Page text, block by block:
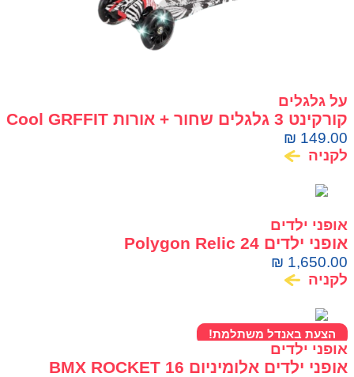
על גלגלים
קורקינט 3 גלגלים שחור + אורות Cool GRFFIT
₪ 149.00
לקניה
אופני ילדים
אופני ילדים Polygon Relic 24
₪ 1,650.00
לקניה
הצעת באנדל משתלמת!
אופני ילדים
אופני ילדים אלומיניום BMX ROCKET 16